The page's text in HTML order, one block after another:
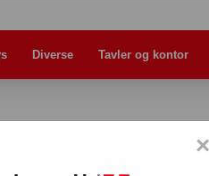
Diverse Tavler og kontor
×